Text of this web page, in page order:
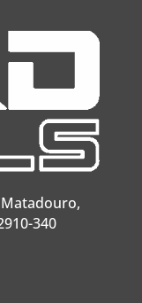
Matadouro,
340